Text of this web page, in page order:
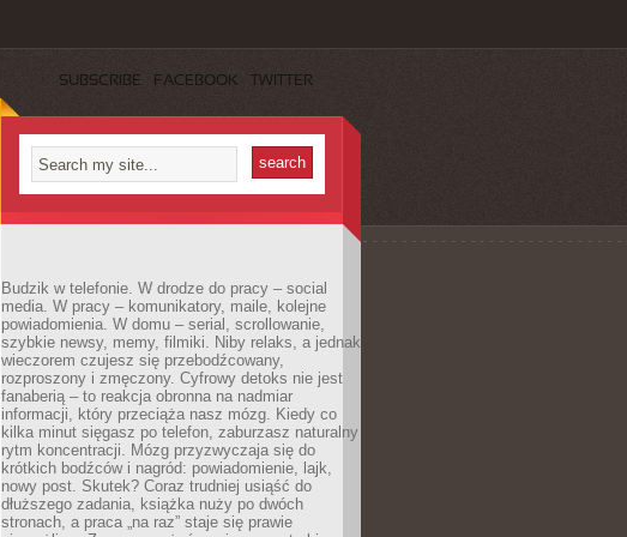
SUBSCRIBE FACEBOOK TWITTER
Budzik w telefonie. W drodze do pracy – social
media. W pracy – komunikatory, maile, kolejne
powiadomienia. W domu – serial, scrollowanie,
szybkie newsy, memy, filmiki. Niby relaks, a jednak
wieczorem czujesz się przebodźcowany,
rozproszony i zmęczony. Cyfrowy detoks nie jest
fanaberią – to reakcja obronna na nadmiar
informacji, który przeciąża nasz mózg. Kiedy co
kilka minut sięgasz po telefon, zaburzasz naturalny
rytm koncentracji. Mózg przyzwyczaja się do
krótkich bodźców i nagród: powiadomienie, lajk,
nowy post. Skutek? Coraz trudniej usiąść do
dłuższego zadania, książka nuży po dwóch
stronach, a praca „na raz” staje się prawie